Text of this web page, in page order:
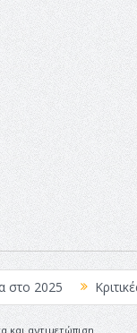
στο 2025
Λέξεις
και αντιμετώπιση